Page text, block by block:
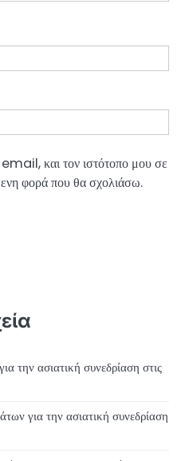
και τον ιστότοπο μου σε
φορά που θα σχολιάσω.
την ασιατική συνεδρίαση στις
για την ασιατική συνεδρίαση